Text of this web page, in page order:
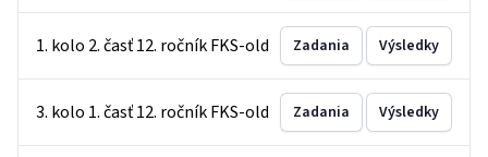
1. kolo 2. časť 12. ročník FKS-old Zadania Výsledky
3. kolo 1. časť 12. ročník FKS-old Zadania Výsledky